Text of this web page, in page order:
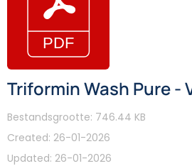
Triformin Wash Pure -
Bestandsgrootte: 746.44 KB
Created: 26-01-2026
Updated: 26-01-2026